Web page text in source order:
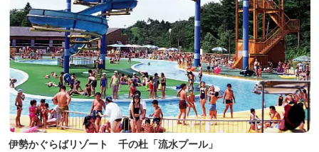
伊勢かぐらばリゾート 千の杜「流水プール」